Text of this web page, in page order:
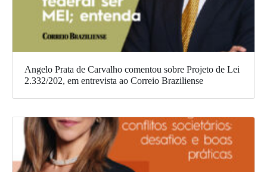
Angelo Prata de Carvalho comentou sobre Projeto de Lei
2.332/202, em entrevista ao Correio Braziliense